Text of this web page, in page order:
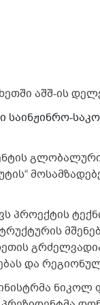
აშშ-ის
საინჟინრო-
პროექტის
და
ნიკოლ